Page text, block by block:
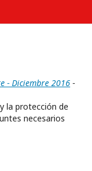
- Diciembre 2016 -
la protección de
necesarios